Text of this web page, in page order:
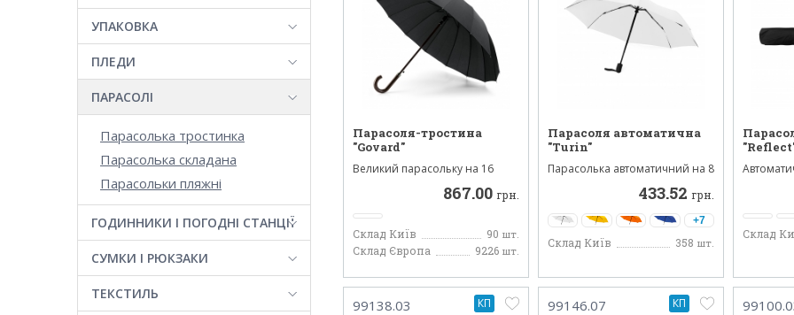
Парасоля-тростина
"Govard"
Великий парасольку на 16
спиць. Купол тканинний, в...
867.00 грн.
Склад Київ 90 шт.
Склад Європа 9226 шт.
Парасоля автоматична
"Turin"
Парасолька автоматичний на 8
спиць. Парасолька з п...
433.52 грн.
+7
Склад Київ 358 шт.
Склад
99138.03 КП 99146.07 КП
УПАКОВКА
ПЛЕДИ
ПАРАСОЛІ
Парасолька тростинка
Парасолька складана
Парасольки пляжні
ГОДИННИКИ І ПОГОДНІ СТАНЦІЇ
СУМКИ І РЮКЗАКИ
ТЕКСТИЛЬ